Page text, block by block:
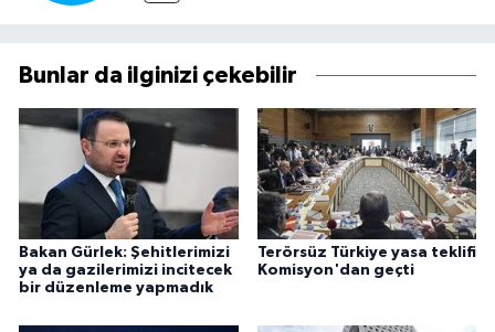
Bunlar da ilginizi çekebilir
Bakan Gürlek: Şehitlerimizi
ya da gazilerimizi incitecek
bir düzenleme yapmadık
Terörsüz Türkiye yasa teklifi
Komisyon'dan geçti